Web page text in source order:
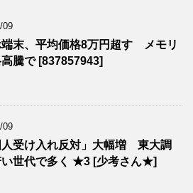
09
端末、平均価格8万円超す メモリ
騰で [837857943]
09
人受け入れ反対」大幅増 東大調
い世代で多く ★3 [少考さん★]